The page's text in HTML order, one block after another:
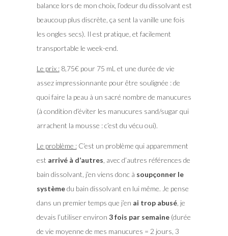
balance lors de mon choix, l’odeur du dissolvant est
beaucoup plus discrète, ça sent la vanille une fois
les ongles secs). Il est pratique, et facilement
transportable le week-end.
Le prix :8,75€ pour 75 mL et une durée de vie
assez impressionnante pour être soulignée : de
quoi faire la peau à un sacré nombre de manucures
(à condition d’éviter les manucures sand/sugar qui
arrachent la mousse : c’est du vécu oui).
Le problème :C’est un problème qui apparemment
est arrivé à d’autres , avec d’autres références de
bain dissolvant, j’en viens donc à soupçonner le
systèmedu bain dissolvant en lui même. Je pense
dans un premier temps que j’en ai trop abusé, je
devais l’utiliser environ 3 fois par semaine(durée
de vie moyenne de mes manucures = 2 jours, 3